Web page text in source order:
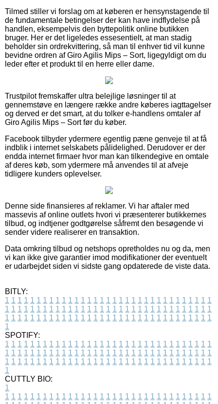
Tilmed stiller vi forslag om at køberen er hensynstagende til
de fundamentale betingelser der kan have indflydelse på
handlen, eksempelvis den byttepolitik online butikken
bruger. Her er det ligeledes essesentielt, at man stadig
beholder sin ordrekvittering, så man til enhver tid vil kunne
bevidne ordren af Giro Agilis Mips – Sort, ligegyldigt om du
leder efter et produkt til en herre eller dame.
Trustpilot fremskaffer ultra belejlige løsninger til at
gennemstøve en længere række andre køberes iagttagelser
og derved er det smart, at du tolker e-handlens omtaler af
Giro Agilis Mips – Sort før du køber.
Facebook tilbyder ydermere egentlig pæne genveje til at få
indblik i internet selskabets pålidelighed. Derudover er der
endda internet firmaer hvor man kan tilkendegive en omtale
af deres køb, som ydermere må anvendes til at afveje
tidligere kunders oplevelser.
Denne side finansieres af reklamer. Vi har aftaler med
massevis af online outlets hvori vi præsenterer butikkernes
tilbud, og indtjener godtgørelse såfremt den besøgende vi
sender videre realiserer en transaktion.
Data omkring tilbud og netshops opretholdes nu og da, men
vi kan ikke give garantier imod modifikationer der eventuelt
er udarbejdet siden vi sidste gang opdaterede de viste data.
BITLY:
1 1 1 1 1 1 1 1 1 1 1 1 1 1 1 1 1 1 1 1 1 1 1 1 1 1 1 1 1 1 1 1 1
1 1 1 1 1 1 1 1 1 1 1 1 1 1 1 1 1 1 1 1 1 1 1 1 1 1 1 1 1 1 1 1 1
1 1 1 1 1 1 1 1 1 1 1 1 1 1 1 1 1 1 1 1 1 1 1 1 1 1 1 1 1 1 1 1 1
1
SPOTIFY:
1 1 1 1 1 1 1 1 1 1 1 1 1 1 1 1 1 1 1 1 1 1 1 1 1 1 1 1 1 1 1 1 1
1 1 1 1 1 1 1 1 1 1 1 1 1 1 1 1 1 1 1 1 1 1 1 1 1 1 1 1 1 1 1 1 1
1 1 1 1 1 1 1 1 1 1 1 1 1 1 1 1 1 1 1 1 1 1 1 1 1 1 1 1 1 1 1 1 1
1
CUTTLY BIO:
1
1 1 1 1 1 1 1 1 1 1 1 1 1 1 1 1 1 1 1 1 1 1 1 1 1 1 1 1 1 1 1 1 1